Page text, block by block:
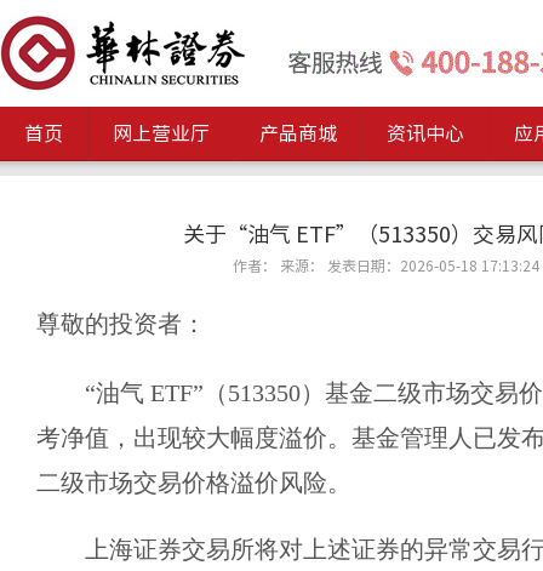
首页 网上营业厅 产品商城 资讯中心 应
关于“油气 ETF”（513350）交易风
作者： 来源： 发表日期：2026-05-18 17:13:24
尊敬的投资者：
“油气 ETF”（513350）基金二级市场交易
考净值，出现较大幅度溢价。基金管理人已发
二级市场交易价格溢价风险。
上海证券交易所将对上述证券的异常交易